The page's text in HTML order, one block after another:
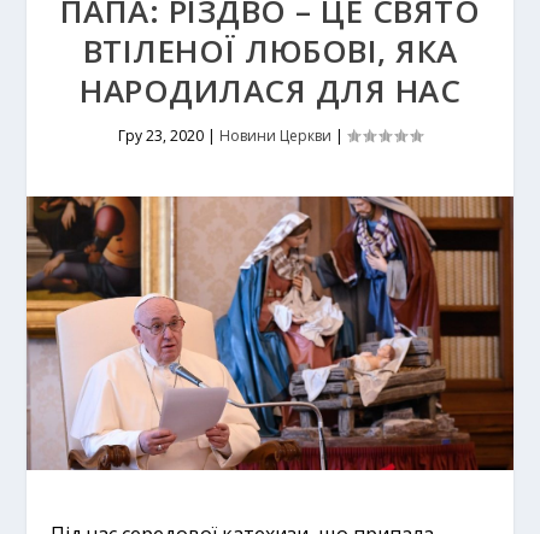
ПАПА: РІЗДВО – ЦЕ СВЯТО
ВТІЛЕНОЇ ЛЮБОВІ, ЯКА
НАРОДИЛАСЯ ДЛЯ НАС
Гру 23, 2020 | Новини Церкви |